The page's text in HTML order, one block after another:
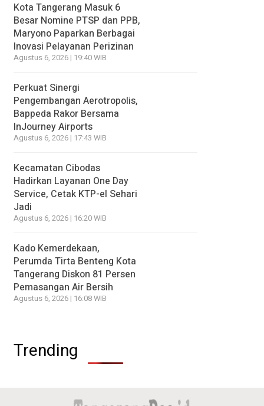
Kota Tangerang Masuk 6
Besar Nomine PTSP dan PPB,
Maryono Paparkan Berbagai
Inovasi Pelayanan Perizinan
Agustus 6, 2026 | 19:40 WIB
Perkuat Sinergi
Pengembangan Aerotropolis,
Bappeda Rakor Bersama
InJourney Airports
Agustus 6, 2026 | 17:43 WIB
Kecamatan Cibodas
Hadirkan Layanan One Day
Service, Cetak KTP-el Sehari
Jadi
Agustus 6, 2026 | 16:20 WIB
Kado Kemerdekaan,
Perumda Tirta Benteng Kota
Tangerang Diskon 81 Persen
Pemasangan Air Bersih
Agustus 6, 2026 | 16:08 WIB
Trending